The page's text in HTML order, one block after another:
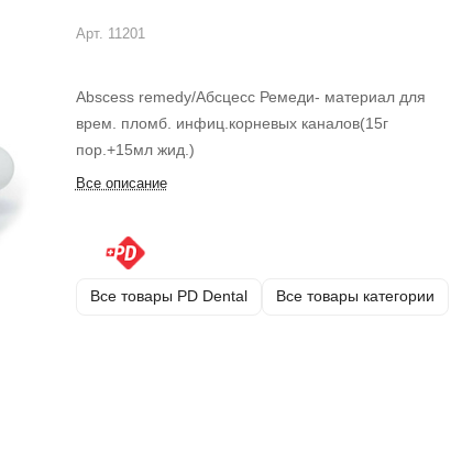
Арт. 11201
Abscess remedy/Абсцесс Ремеди- материал для
врем. пломб. инфиц.корневых каналов(15г
пор.+15мл жид.)
Все описание
Все товары PD Dental Все товары категории